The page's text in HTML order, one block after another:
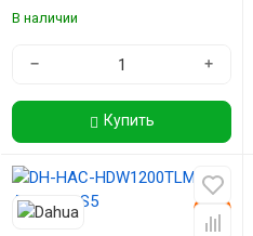
В наличии
− +
Купить